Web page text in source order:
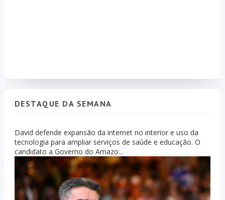
DESTAQUE DA SEMANA
David defende expansão da internet no interior e uso da
tecnologia para ampliar serviços de saúde e educação. O
candidato a Governo do Amazo...